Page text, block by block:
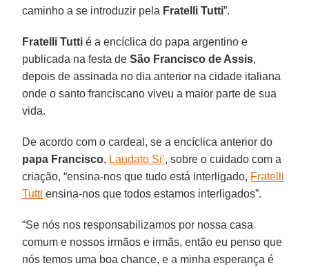
caminho a se introduzir pela Fratelli Tutti”.
Fratelli Tutti é a encíclica do papa argentino e
publicada na festa deSão Francisco de Assis,
depois de assinada no dia anterior na cidade italiana
onde o santo franciscano viveu a maior parte de sua
vida.
De acordo com o cardeal, se a encíclica anterior do
papa Francisco, Laudato Si’, sobre o cuidado com a
criação, “ensina-nos que tudo está interligado, Fratelli
Tutti ensina-nos que todos estamos interligados”.
“Se nós nos responsabilizamos por nossa casa
comum e nossos irmãos e irmãs, então eu penso que
nós temos uma boa chance, e a minha esperança é